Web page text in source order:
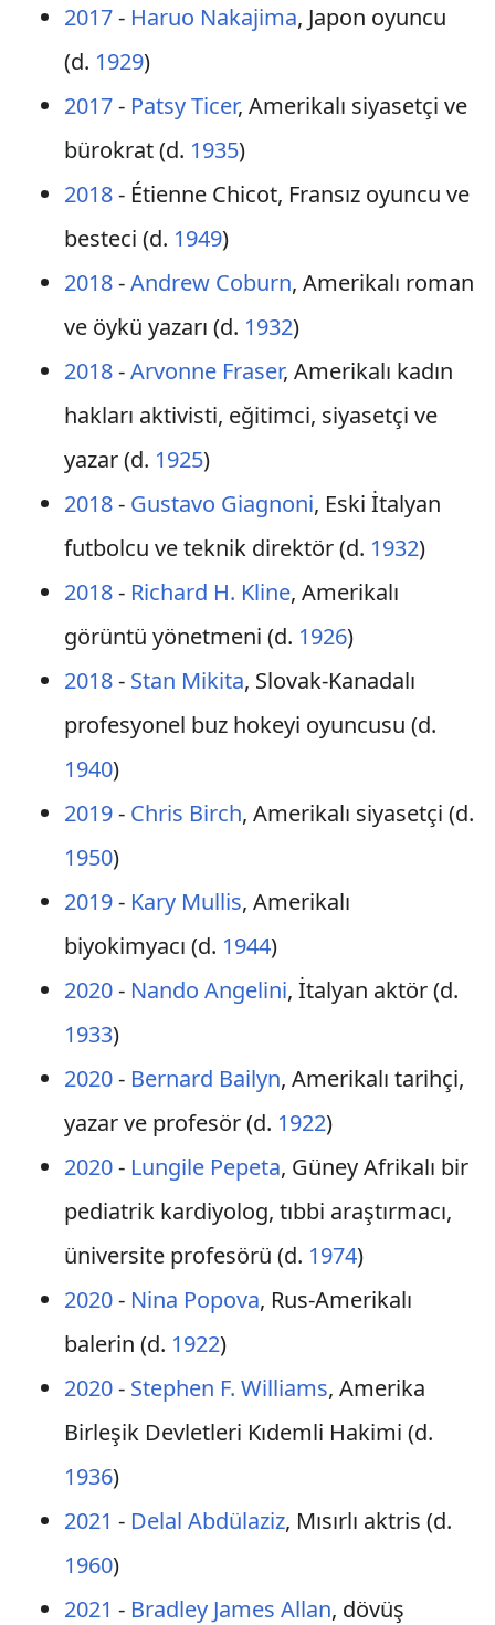
2017- Haruo Nakajima, Japon oyuncu
(d. 1929)
2017- Patsy Ticer, Amerikalı siyasetçi ve
bürokrat (d. 1935)
2018- Étienne Chicot, Fransız oyuncu ve
besteci (d. 1949)
2018-Andrew Coburn, Amerikalı roman
ve öykü yazarı (d. 1932)
2018-Arvonne Fraser, Amerikalı kadın
hakları aktivisti, eğitimci, siyasetçi ve
yazar (d. 1925)
2018- Gustavo Giagnoni, Eski İtalyan
futbolcu ve teknik direktör (d. 1932)
2018- Richard H. Kline, Amerikalı
görüntü yönetmeni (d. 1926)
2018- Stan Mikita, Slovak-Kanadalı
profesyonel buz hokeyi oyuncusu (d.
1940)
2019- Chris Birch, Amerikalı siyasetçi (d.
1950)
2019- Kary Mullis, Amerikalı
biyokimyacı (d. 1944)
2020- Nando Angelini, İtalyan aktör (d.
1933)
2020- Bernard Bailyn, Amerikalı tarihçi,
yazar ve profesör (d. 1922)
2020- Lungile Pepeta, Güney Afrikalı bir
pediatrik kardiyolog, tıbbi araştırmacı,
üniversite profesörü (d. 1974)
2020- Nina Popova, Rus-Amerikalı
balerin (d. 1922)
2020- Stephen F. Williams, Amerika
Birleşik Devletleri Kıdemli Hakimi (d.
1936)
2021 - Delal Abdülaziz, Mısırlı aktris (d.
1960)
2021 - Bradley James Allan, dövüş